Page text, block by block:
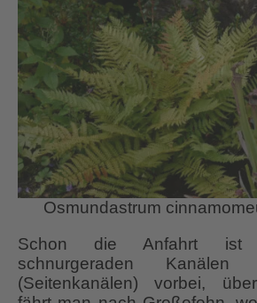
Osmundastrum
Schon die Anfahrt ist
schnurgeraden
(Seitenkanälen) vorbei,